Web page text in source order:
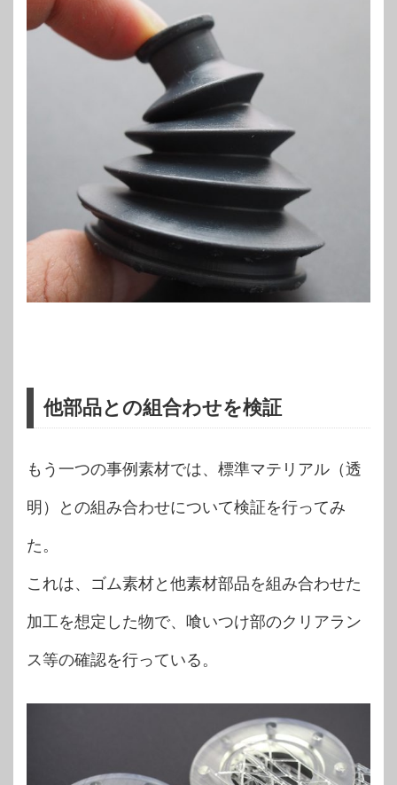
他部品との組合わせを検証
もう一つの事例素材では、標準マテリアル（透
明）との組み合わせについて検証を行ってみ
た。
これは、ゴム素材と他素材部品を組み合わせた
加工を想定した物で、喰いつけ部のクリアラン
ス等の確認を行っている。